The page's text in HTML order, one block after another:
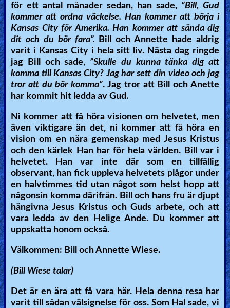
Hell
Prayer
Bible/Study
Jesus
Warfare
Revelations
Testimonies
Evangelism
för ett antal månader sedan, han sade, ”Bill, Gud
kommer att ordna väckelse. Han kommer att börja i
Kansas City för Amerika. Han kommer att sända dig
dit och du bör fara”.
Bill och Annette hade aldrig
varit i Kansas City i hela sitt liv. Nästa dag ringde
jag Bill och sade, ”Skulle du kunna tänka dig att
komma till Kansas City? Jag har sett din video och jag
tror att du bör komma”. Jag tror att Bill och Anette
har kommit hit ledda av Gud.
Ni kommer att få höra visionen om helvetet, men
även viktigare än det, ni kommer att få höra en
vision om en nära gemenskap med Jesus Kristus
och den kärlek Han har för hela världen. Bill var i
helvetet. Han var inte där som en tillfällig
observant, han fick uppleva helvetets plågor under
en halvtimmes tid utan något som helst hopp att
någonsin komma därifrån. Bill och hans fru är djupt
hängivna Jesus Kristus och Guds arbete, och att
vara ledda av den Helige Ande. Du kommer att
uppskatta honom också.
Välkommen: Bill och Annette Wiese.
(Bill Wiese talar)
Det är en ära att få vara här. Hela denna resa har
varit till sådan välsignelse för oss. Som Hal sade, vi